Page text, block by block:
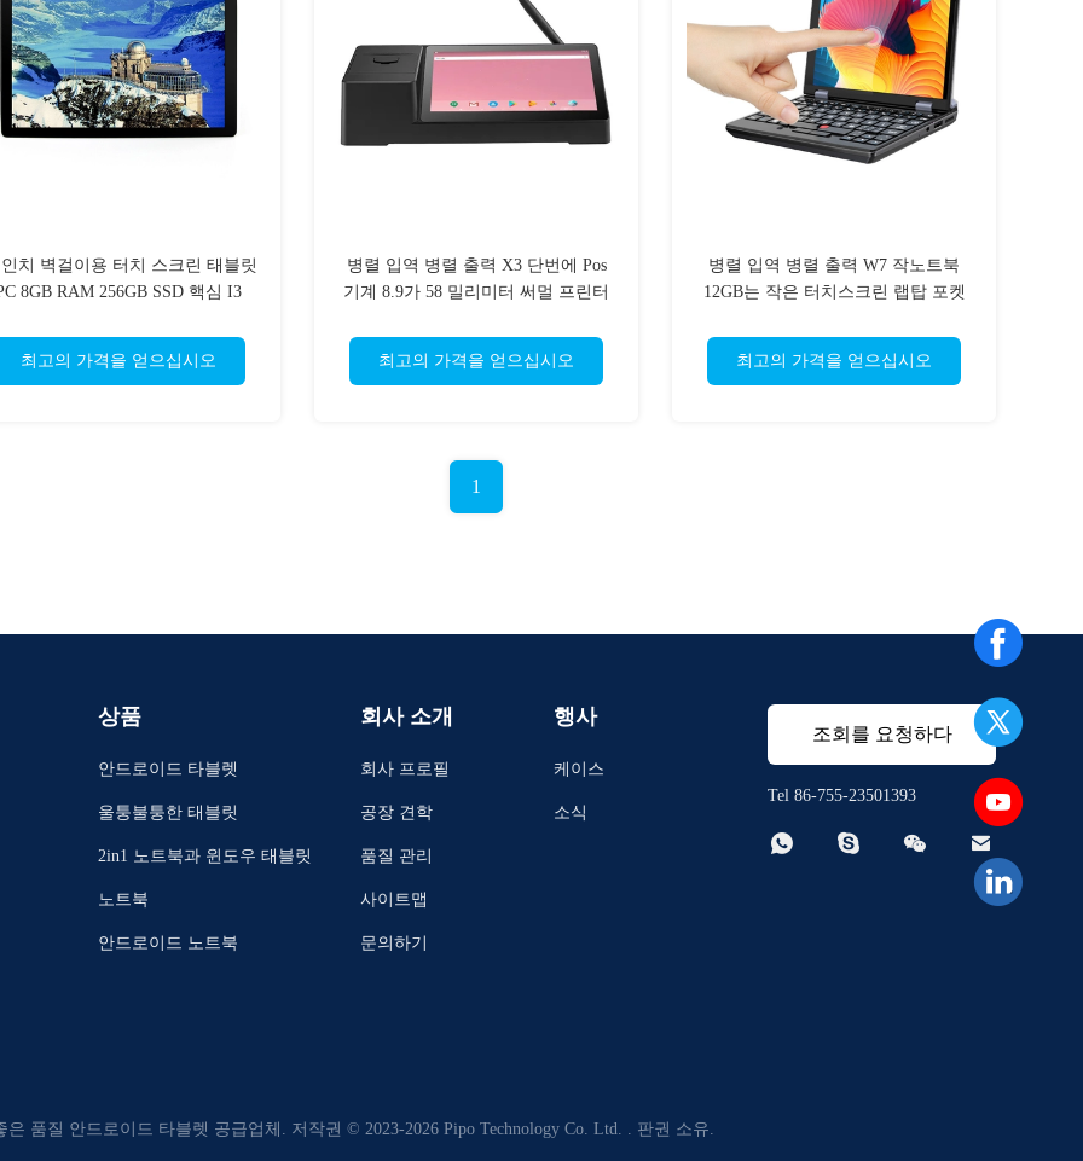
치 벽걸이용 터치 스크린 태블릿
8GB RAM 256GB SSD 핵심 I3
최고의 가격을 얻으십시오
병렬 입역 병렬 출력 X3 단번에 Pos
기계 8.9가 58 밀리미터 써멀 프린터
최고의 가격을 얻으십시오
병렬 입역 병렬 출력 W7 작노트북
12GB는 작은 터치스크린 랩탑 포켓
최고의 가격을 얻으십시오
1
상품
안드로이드 타블렛
울퉁불퉁한 태블릿
2in1 노트북과 윈도우 태블릿
노트북
안드로이드 노트북
회사 소개
회사 프로필
공장 견학
품질 관리
사이트맵
문의하기
행사
케이스
소식
조회를 요청하다
Tel 86-755-23501393
   
품질 안드로이드 타블렛 공급업체. 저작권 © 2023-2026 Pipo Technology Co. Ltd. . 판권 소유.